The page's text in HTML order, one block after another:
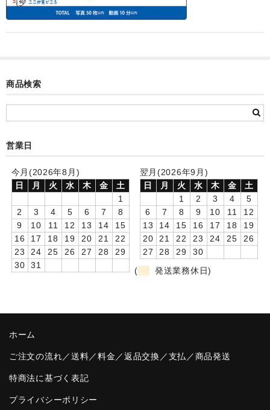
お絵かきギャラリープラス(絵＋個別)
メロディ時計(個別)
制服メモリー
お絵かきギャラリー
園や先生への贈り物
卒業記念品
音声入りフォトフレームクロック(集合)
音声入りフォトフレームクロック(校歌)
目覚まし時計(集合)
温湿度計付目覚まし時計
商品検索
営業日
今月(2026年8月)
日
月 火 水 木 金
土
1
2
3 4 5 6 7
8
9
10 11 12 13 14
15
16
17 18 19 20 21
22
23
24 25 26 27 28
29
30
31
翌月(2026年9月)
日
月 火 水 木 金
土
1
2 3 4
5
6
7 8 9 10 11
12
13
14 15 16 17 18
19
20
21 22 23 24 25
26
27
28 29
30
(
発送業務休日)
ホーム
ご注文の流れ／送料／料金／返品交換／支払／商品発送
特商法に基づく表記
プライバシーポリシー